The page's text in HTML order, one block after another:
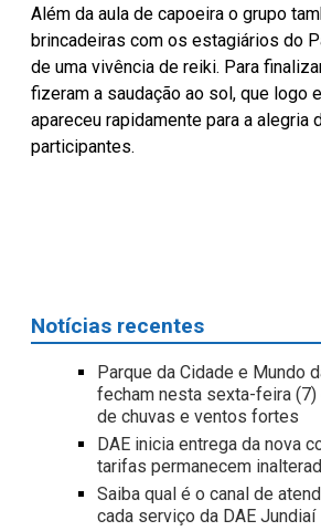
Além da aula de capoeira o grupo
brincadeiras com os estagiários do
de uma vivência de reiki. Para
fizeram a saudação ao sol, que logo
apareceu rapidamente para a alegria
participantes.
Notícias recentes
Parque da Cidade e Mundo
fecham nesta sexta-feira
de chuvas e ventos fortes
DAE inicia entrega da nova
tarifas permanecem
Saiba qual é o canal de
cada serviço da DAE Jundiaí